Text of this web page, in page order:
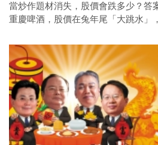
當炒作題材消失，股價會跌多少？答
重慶啤酒，股價在兔年尾「大跳水」
天價，本益比達到一○八倍，遠超過
創造新一代的「有中國特色」炒股神